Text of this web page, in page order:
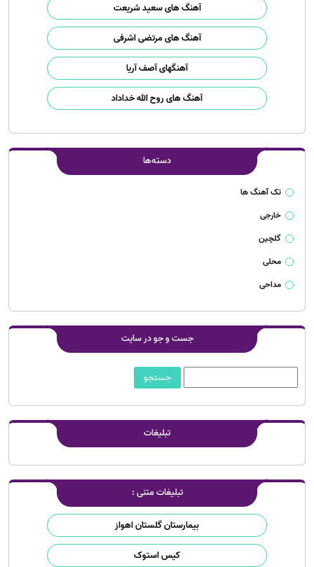
آهنگ های سعید شریعت
آهنگ های مرتضی اشرفی
آهنگهای آصف آریا
آهنگ های روح الله خداداد
دسته‌ها
تک آهنگ ها
خارجی
گلچین
محلی
مداحی
جست و جو در سایت
تبلیغات
تبلیغات متنی :
بیمارستان گلستان اهواز
کیس استوک